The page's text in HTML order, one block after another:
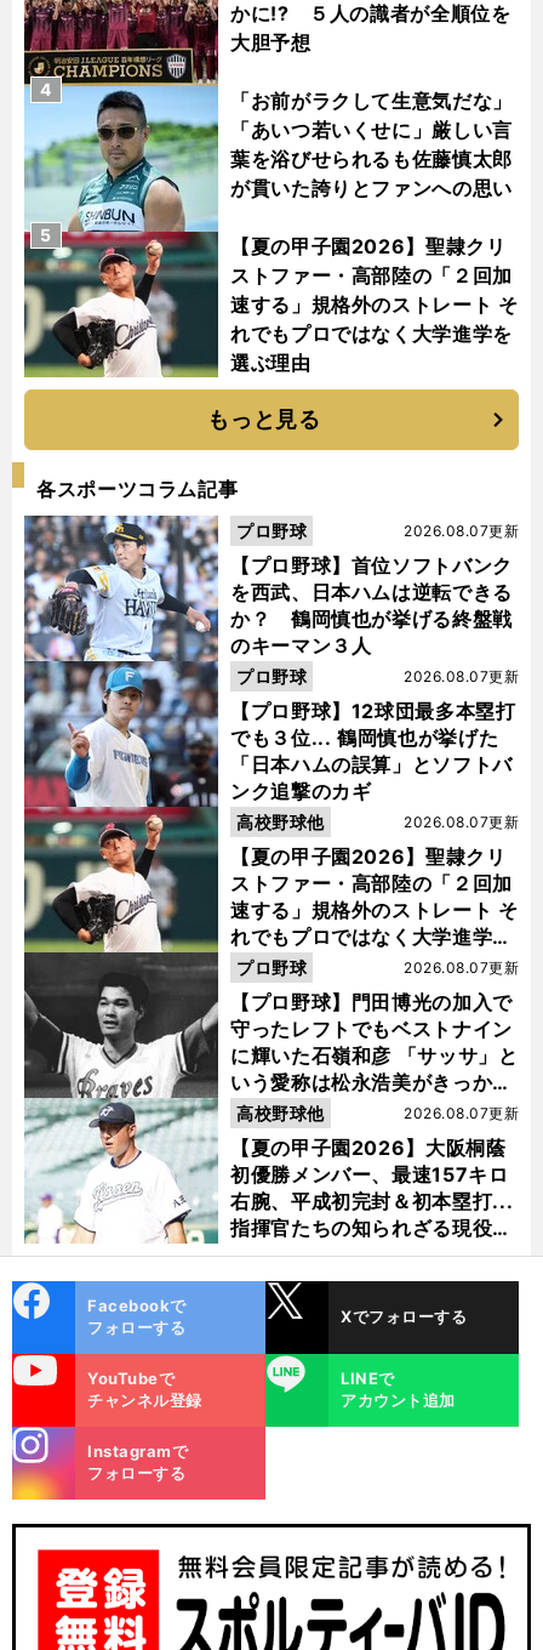
かに!? ５人の識者が全順位を
大胆予想
「お前がラクして生意気だな」
「あいつ若いくせに」厳しい言
葉を浴びせられるも佐藤慎太郎
が貫いた誇りとファンへの思い
4
【夏の甲子園2026】聖隷クリ
ストファー・高部陸の「２回加
速する」規格外のストレート そ
れでもプロではなく大学進学を
選ぶ理由
5
もっと見る
各スポーツコラム記事
【プロ野球】首位ソフトバンク
を西武、日本ハムは逆転できる
か？ 鶴岡慎也が挙げる終盤戦
のキーマン３人
2026.08.07更新
プロ野球
【プロ野球】12球団最多本塁打
でも３位... 鶴岡慎也が挙げた
「日本ハムの誤算」とソフトバ
ンク追撃のカギ
2026.08.07更新
プロ野球
【夏の甲子園2026】聖隷クリ
ストファー・高部陸の「２回加
速する」規格外のストレート そ
れでもプロではなく大学進学を
選ぶ理由
2026.08.07更新
高校野球他
【プロ野球】門田博光の加入で
守ったレフトでもベストナイン
に輝いた石嶺和彦 「サッサ」と
いう愛称は松永浩美がきっか
け？
2026.08.07更新
プロ野球
【夏の甲子園2026】大阪桐蔭
初優勝メンバー、最速157キロ
右腕、平成初完封＆初本塁打...
指揮官たちの知られざる現役時
代
2026.08.07更新
高校野球他
ok
Facebookで
フォローする
Xでフォローする
YouTubeで
チャンネル登録
LINE
LINEで
アカウント追加
m
Instagramで
フォローする